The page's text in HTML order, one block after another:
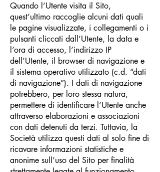
Quando l’Utente visita il Sito,
quest’ultimo raccoglie alcuni dati quali
le pagine visualizzate, i collegamenti o i
pulsanti cliccati dall’Utente, la data e
l’ora di accesso, l’indirizzo IP
dell’Utente, il browser di navigazione e
il sistema operativo utilizzato (c.d. “dati
di navigazione”). I dati di navigazione
potrebbero, per loro stessa natura,
permettere di identificare l’Utente anche
attraverso elaborazioni e associazioni
con dati detenuti da terzi. Tuttavia, la
Società utilizza questi dati al solo fine di
ricavare informazioni statistiche e
anonime sull’uso del Sito per finalità